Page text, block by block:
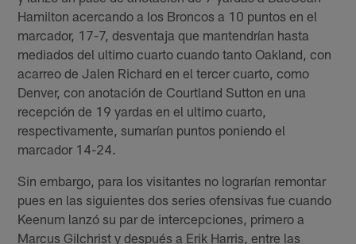
Hamilton acercando a los Broncos a 10 puntos en el
marcador, 17-7, desventaja que mantendrían hasta
mediados del ultimo cuarto cuando tanto Oakland, con
acarreo de Jalen Richard en el tercer cuarto, como
Denver, con anotación de Courtland Sutton en una
recepción de 19 yardas en el ultimo cuarto,
respectivamente, sumarían puntos poniendo el
marcador 14-24.
Sin embargo, para los visitantes no lograrían remontar
pues en las siguientes dos series ofensivas fue cuando
Keenum lanzó su par de intercepciones, primero a
Marcus Gilchrist y después a Erik Harris, entre las